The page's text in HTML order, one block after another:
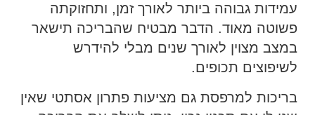
עמידות גבוהה ביותר לאורך זמן, ותחזוקתה
פשוטה מאוד. הדבר מבטיח שהבריכה תישאר
במצב מצוין לאורך שנים מבלי להידרש
לשיפוצים תכופים.
בריכות למרפסת גם מציעות פתרון אסתטי שאין